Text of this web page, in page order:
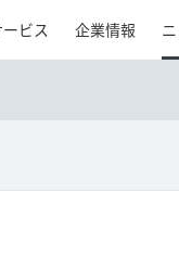
ビス 企業情報